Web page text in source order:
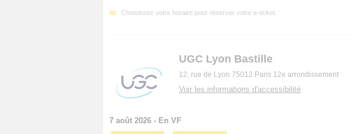
Choisissez votre horaire pour réserver votre e-ticket.
UGC Lyon Bastille
12, rue de Lyon 75012 Paris 12e arrondissement
Voir les informations d'accessibilité
7 août 2026 - En VF